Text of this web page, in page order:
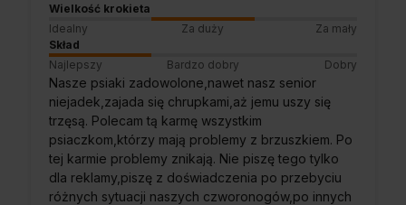
Wielkość krokieta
Idealny
Za duży
Za mały
Skład
Najlepszy
Bardzo dobry Dobry
Nasze psiaki zadowolone,nawet nasz senior
niejadek,zajada się chrupkami,aż jemu uszy się
trzęsą. Polecam tą karmę wszystkim
psiaczkom,którzy mają problemy z brzuszkiem. Po
tej karmie problemy znikają. Nie piszę tego tylko
dla reklamy,piszę z doświadczenia po przebyciu
różnych sytuacji naszych czworonogów,po innych